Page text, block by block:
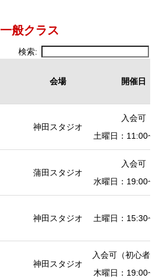
一般クラス
検索:
会場 開催日
開催日
神田スタジオ
入会可
土曜日：
蒲田スタジオ
入会可
水曜日：
神田スタジオ 土曜日：
神田スタジオ
入会可（初心者限
木曜日：